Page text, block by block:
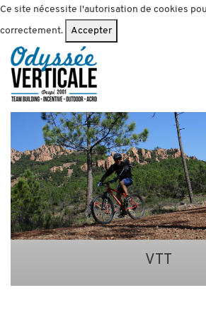
Ce site nécessite l'autorisation de cookies
correctement.
Accepter
VTT